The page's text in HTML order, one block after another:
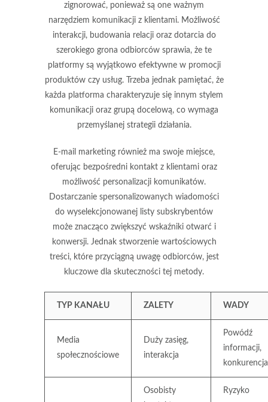
zignorować, ponieważ są one ważnym
narzędziem komunikacji z klientami. Możliwość
interakcji, budowania relacji oraz dotarcia do
szerokiego grona odbiorców sprawia, że te
platformy są wyjątkowo efektywne w promocji
produktów czy usług. Trzeba jednak pamiętać, że
każda platforma charakteryzuje się innym stylem
komunikacji oraz grupą docelową, co wymaga
przemyślanej strategii działania.
E-mail marketing również ma swoje miejsce,
oferując bezpośredni kontakt z klientami oraz
możliwość personalizacji komunikatów.
Dostarczanie spersonalizowanych wiadomości
do wyselekcjonowanej listy subskrybentów
może znacząco zwiększyć wskaźniki otwarć i
konwersji. Jednak stworzenie wartościowych
treści, które przyciągną uwagę odbiorców, jest
kluczowe dla skuteczności tej metody.
TYP KANAŁU ZALETY WADY
Media
społecznościowe
Duży zasięg,
interakcja
Powódź
informacji,
konkurencja
Osobisty
Ryzyko